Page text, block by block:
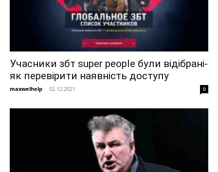
Учасники збт super people були відібрані-
як перевірити наявність доступу
maxwelhelp - 02.12.2021 0